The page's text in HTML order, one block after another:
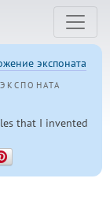
that I invented
экспоната